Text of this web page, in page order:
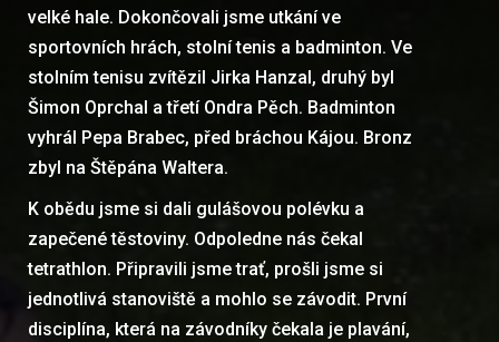
velké hale. Dokončovali jsme utkání ve
sportovních hrách, stolní tenis a badminton. Ve
stolním tenisu zvítězil Jirka Hanzal, druhý byl
Šimon Oprchal a třetí Ondra Pěch. Badminton
vyhrál Pepa Brabec, před bráchou Kájou. Bronz
zbyl na Štěpána Waltera.
K obědu jsme si dali gulášovou polévku a
zapečené těstoviny. Odpoledne nás čekal
tetrathlon. Připravili jsme trať, prošli jsme si
jednotlivá stanoviště a mohlo se závodit. První
disciplína, která na závodníky čekala je plavání,